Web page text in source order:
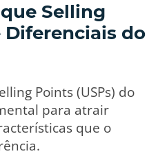
Selling
Diferenciais do
Points (USPs) do
para atrair
que o